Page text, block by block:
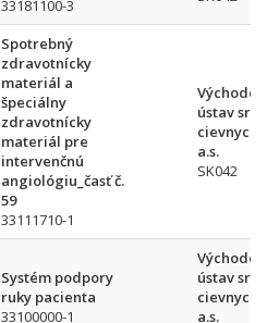
33181100-3
Spotrebný
zdravotnícky
materiál a
špeciálny
zdravotnícky
materiál pre
intervenčnú
angiológiu_časť č.
59
33111710-1
ústav
cievnych
a.s.
SK042
Systém podpory
ruky pacienta
33100000-1
ústav
cievnych
a.s.